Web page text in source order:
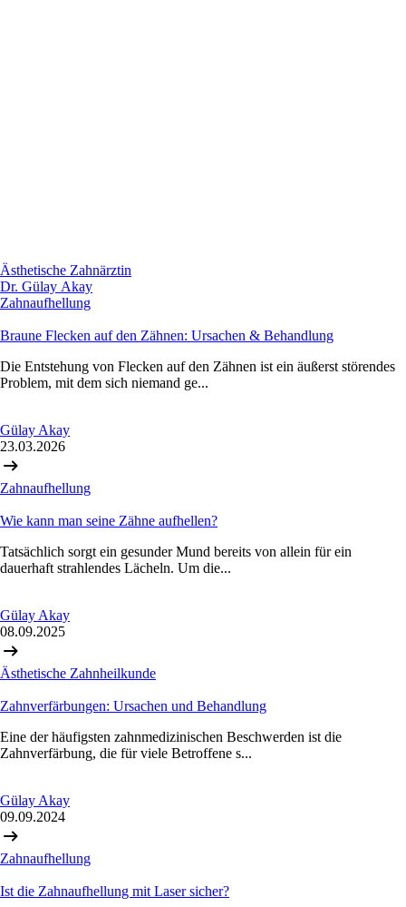
Ästhetische Zahnärztin
Dr. Gülay Akay
Zahnaufhellung
Braune Flecken auf den Zähnen: Ursachen & Behandlung
Die Entstehung von Flecken auf den Zähnen ist ein äußerst störendes
Problem, mit dem sich niemand ge...
Gülay Akay
23.03.2026
Zahnaufhellung
Wie kann man seine Zähne aufhellen?
Tatsächlich sorgt ein gesunder Mund bereits von allein für ein
dauerhaft strahlendes Lächeln. Um die...
Gülay Akay
08.09.2025
Ästhetische Zahnheilkunde
Zahnverfärbungen: Ursachen und Behandlung
Eine der häufigsten zahnmedizinischen Beschwerden ist die
Zahnverfärbung, die für viele Betroffene s...
Gülay Akay
09.09.2024
Zahnaufhellung
Ist die Zahnaufhellung mit Laser sicher?